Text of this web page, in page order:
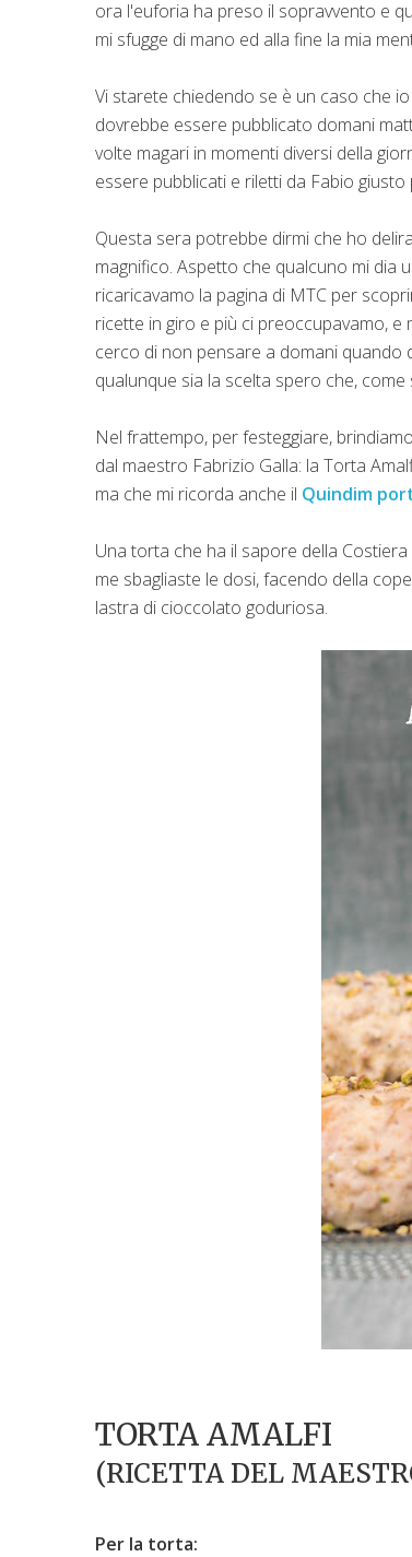
ora l'euforia ha preso il sopravvento e
mi sfugge di mano ed alla fine la mia
Vi starete chiedendo se è un caso che
dovrebbe essere pubblicato domani
volte magari in momenti diversi della
essere pubblicati e riletti da Fabio
Questa sera potrebbe dirmi che ho
magnifico. Aspetto che qualcuno mi dia
ricaricavamo la pagina di MTC per
ricette in giro e più ci preoccupavamo,
cerco di non pensare a domani quando
qualunque sia la scelta spero che,
Nel frattempo, per festeggiare,
dal maestro Fabrizio Galla: la Torta
ma che mi ricorda anche il Quindim
Una torta che ha il sapore della
me sbagliaste le dosi, facendo della
lastra di cioccolato goduriosa.
TORTA AMALFI
(RICETTA DEL
Per la torta: